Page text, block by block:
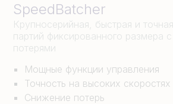
SpeedBatcher
Крупносерийная, быстрая и
партий фиксированного размера
потерями
Мощные функции управления
Точность на высоких скоростях
Снижение потерь